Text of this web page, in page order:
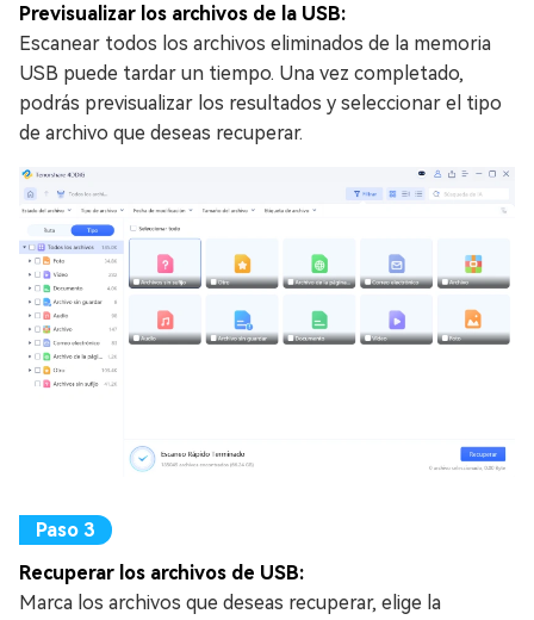
Previsualizar los archivos de la USB:
Escanear todos los archivos eliminados de la memoria
USB puede tardar un tiempo. Una vez completado,
podrás previsualizar los resultados y seleccionar el tipo
de archivo que deseas recuperar.
Recuperar los archivos de USB:
Marca los archivos que deseas recuperar, elige la